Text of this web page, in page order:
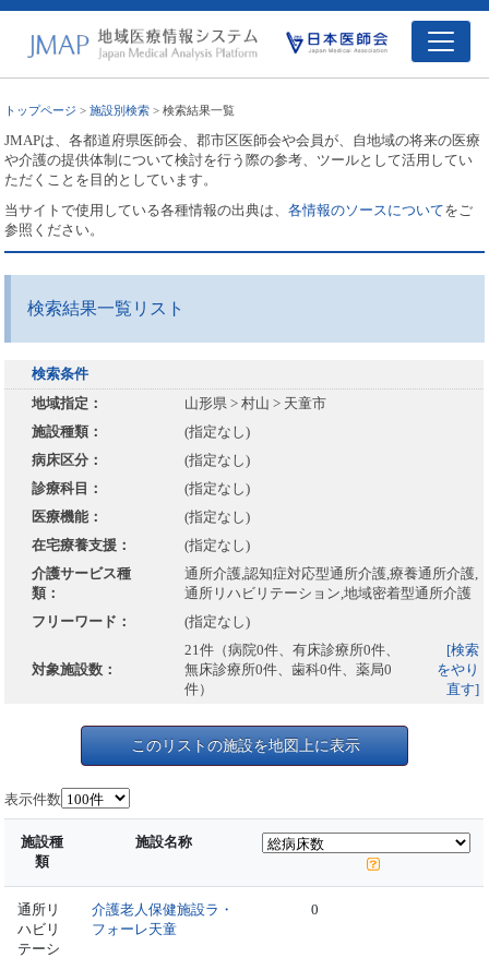
トップページ >施設別検索 > 検索結果一覧
JMAPは、各都道府県医師会、郡市区医師会や会員が、自地域の将来の医療
や介護の提供体制について検討を行う際の参考、ツールとして活用してい
ただくことを目的としています。
当サイトで使用している各種情報の出典は、各情報のソースについてをご
参照ください。
検索結果一覧リスト
検索条件
地域指定：
山形県 > 村山 > 天童市
施設種類：
(指定なし)
病床区分：
(指定なし)
診療科目：
(指定なし)
医療機能：
(指定なし)
在宅療養支援：
(指定なし)
介護サービス種
類：
通所介護,認知症対応型通所介護,療養通所介護,
通所リハビリテーション,地域密着型通所介護
フリーワード：
(指定なし)
対象施設数：
21件（病院0件、有床診療所0件、
無床診療所0件、歯科0件、薬局0
件）
[検索
をやり
直す]
このリストの施設を地図上に表示
表示件数
施設種
類
施設名称
通所リ
ハビリ
テーシ
介護老人保健施設ラ・
フォーレ天童
0